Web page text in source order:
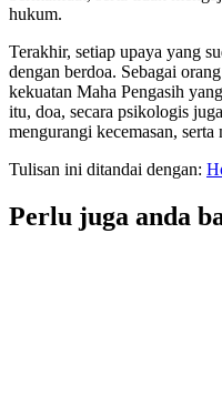
hukum.
Terakhir, setiap upaya yang
dengan berdoa. Sebagai
kekuatan Maha Pengasih
itu, doa, secara psikologis
mengurangi kecemasan,
Tulisan ini ditandai dengan:
Perlu juga anda